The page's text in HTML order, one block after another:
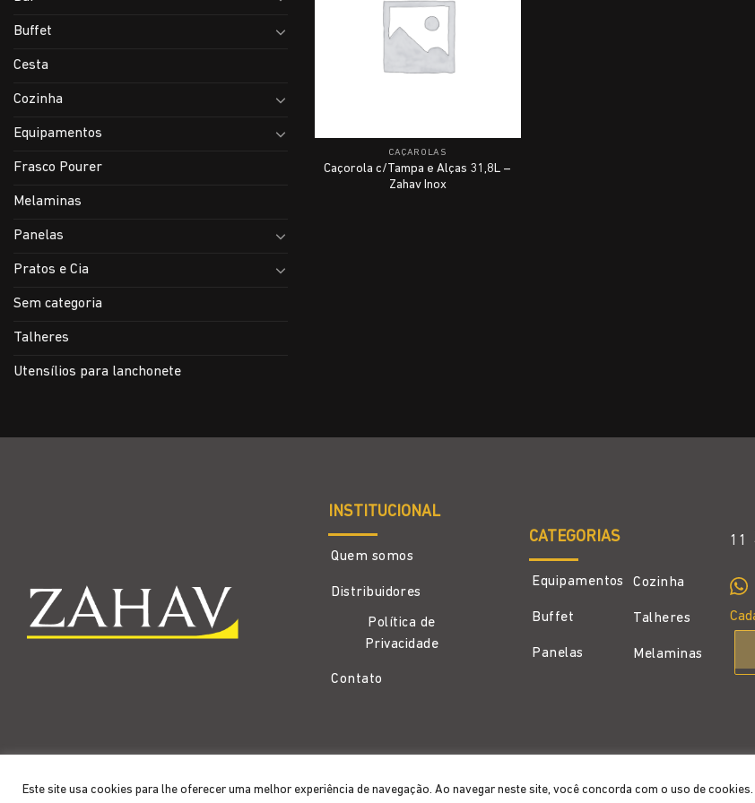
Este site usa cookies para lhe oferecer uma melhor experiência de navegação. Ao navegar neste site, você concorda com o uso de cookies.
Buffet
Cesta
Cozinha
Equipamentos
Frasco Pourer
Melaminas
Panelas
Pratos e Cia
Sem categoria
Talheres
Utensílios para lanchonete
CAÇAROLAS
Caçorola c/Tampa e Alças 31,8L –
Zahav Inox
INSTITUCIONAL
Quem somos
Distribuidores
Política de
Privacidade
Contato
CATEGORIAS
Equipamentos
Buffet
Panelas
Cozinha
Talheres
Melaminas
11
Copyright 2026 ©Zahav- Todos os direitos reservados